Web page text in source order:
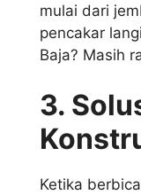
mulai dari
pencakar
Baja? Masih
3.
Ketika